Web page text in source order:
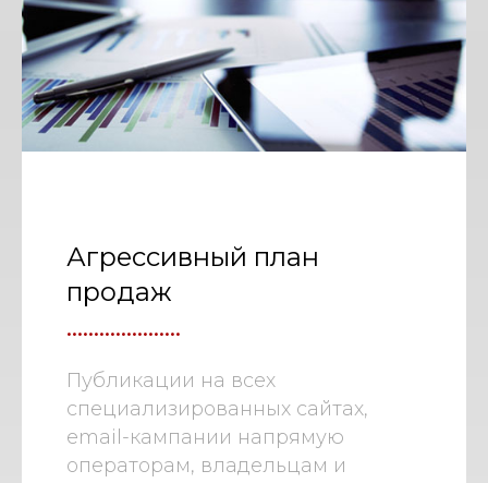
Агрессивный план
продаж
.....................
Публикации на всех
специализированных сайтах,
email-кампании напрямую
операторам, владельцам и